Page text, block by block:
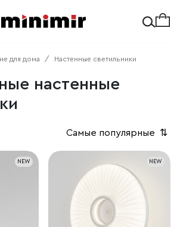
для дома Настенные светильники
настенные
Самые популярные ⇅
NEW NEW